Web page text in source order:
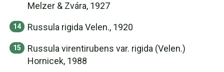
Melzer & Zvára, 1927
Russula rigida Velen., 1920
Russula virentirubens var. rigida (Velen.)
Hornicek, 1988